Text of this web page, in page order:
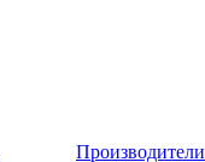
Производители